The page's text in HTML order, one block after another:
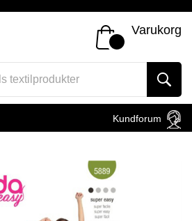
Varukorg
Kundforum